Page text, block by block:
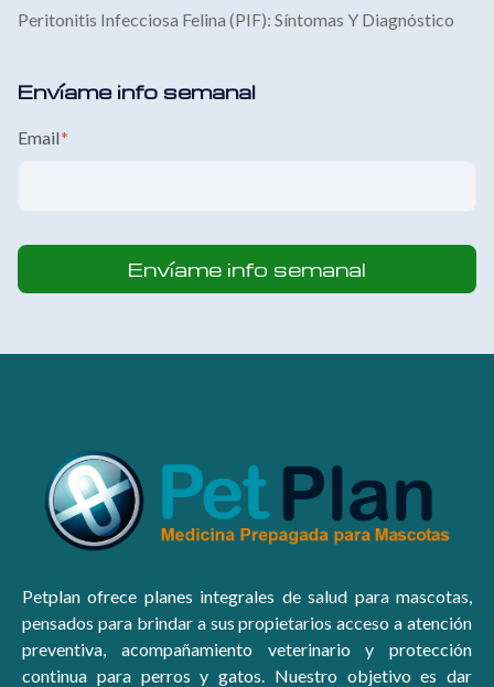
Peritonitis Infecciosa Felina (PIF): Síntomas Y Diagnóstico
Envíame info semanal
Email*
Petplan ofrece planes integrales de salud para mascotas,
pensados para brindar a sus propietarios acceso a atención
preventiva, acompañamiento veterinario y protección
continua para perros y gatos. Nuestro objetivo es dar